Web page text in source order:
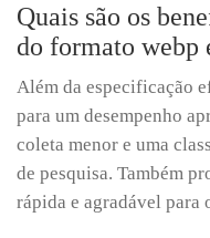
Quais são os
do formato webp
Além da especificação
para um desempenho
coleta menor e uma
de pesquisa. Também
rápida e agradável para